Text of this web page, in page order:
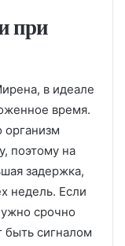
при
в идеале
время.
организм
поэтому на
задержка,
недель. Если
срочно
быть сигналом